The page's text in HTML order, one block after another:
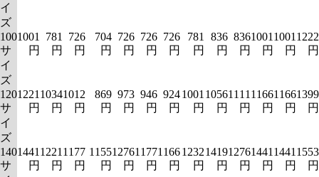
イ
ズ
100
サ
イ
ズ
1001
円
781
円
726
円
704
円
726
円
726
円
726
円
781
円
836
円
836
円
1001
円
1001
円
1222
円
120
サ
イ
ズ
1221
円
1034
円
1012
円
869
円
973
円
946
円
924
円
1001
円
1056
円
1111
円
1166
円
1166
円
1399
円
140
サ
1441
円
1221
円
1177
円
1155
円
1276
円
1177
円
1166
円
1232
円
1419
円
1276
円
1441
円
1441
円
1553
円